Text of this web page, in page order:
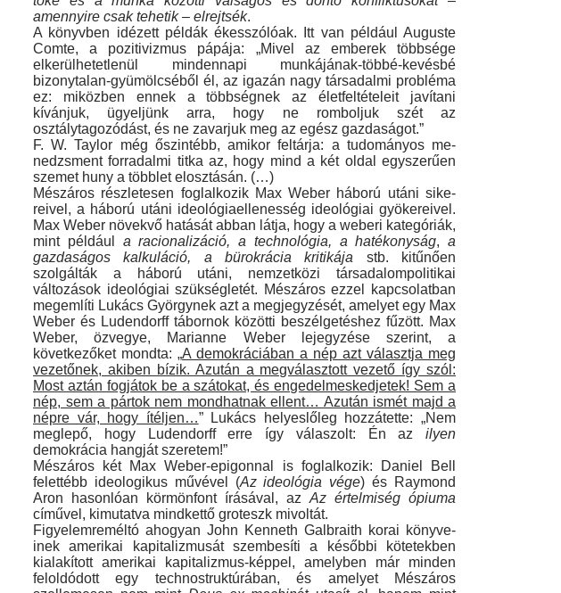
amennyire csak tehetik – elrejtsék.
A könyvben idézett példák ékesszólóak. Itt van például Auguste
Comte, a pozitivizmus pápája: „Mivel az emberek többsége
elkerülhe­tetlenül mindennapi munkájának-többé-kevésbé
bizonytalan-gyü­mölcséből él, az igazán nagy társadalmi probléma
ez: miközben en­nek a többségnek az életfeltételeit javítani
kívánjuk, ügyeljünk arra, hogy ne romboljuk szét az
osztálytagozódást, és ne zavarjuk meg az egész gazdaságot.”
F. W. Taylor még őszintébb, amikor feltárja: a tudományos me­
nedzsment forradalmi titka az, hogy mind a két oldal egyszerűen
sze­met huny a többlet elosztásán. (…)
Mészáros részletesen foglalkozik Max Weber háború utáni sike­
reivel, a háború utáni ideológiaellenesség ideológiai gyökereivel.
Max Weber növekvő hatását abban látja, hogy a weberi kategóriák,
mint például a racionalizáció, a technológia, a hatékonyság, a
gazdasá­gos kalkuláció, a bürokrácia kritikája stb. kitűnően
szolgálták a há­ború utáni, nemzetközi társadalompolitikai
változások ideológiai szükségletét. Mészáros ezzel kapcsolatban
megemlíti Lukács György­nek azt a megjegyzését, amelyet egy Max
Weber és Ludendorff tábornok közötti beszélgetéshez fűzött. Max
Weber, özvegye, Ma­rianne Weber lejegyzése szerint, a
következőket mondta: „A demok­ráciában a nép azt választja meg
vezetőnek, akiben bízik. Azután a megválasztott vezető így szól:
Most aztán fogjátok be a száto­kat, és engedelmeskedjetek! Sem a
nép, sem a pártok nem mond­hatnak ellent… Azután ismét majd a
népre vár, hogy ítéljen…” Lukács helyeslőleg hozzátette: „Nem
meglepő, hogy Ludendorff erre így válaszolt: Én az ilyen
demokrácia hangját szeretem!”
Mészáros két Max Weber-epigonnal is foglalkozik: Daniel Bell
felettébb ideologikus művével (Az ideológia vége) és Raymond
Aron hasonlóan körmönfont írásával, az Az értelmiség ópiuma
cíművel, ki­mutatva mindkettő groteszk mivoltát.
Figyelemreméltó ahogyan John Kenneth Galbraith korai könyve­
inek amerikai kapitalizmusát szembesíti a későbbi kötetekben
kialakí­tott amerikai kapitalizmus-képpel, amelyben már minden
feloldódott egy technostruktúrában, és amelyet Mészáros